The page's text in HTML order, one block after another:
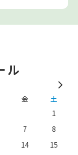
ル
金
土
1
7
8
14
15